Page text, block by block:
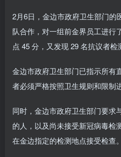
2月6日，金边市政府卫生部门的
队合作，对一组前金界员工进行
点 45 分，又发现 29 名抗议者检
金边市政府卫生部门已指示所有
者必须严格按照卫生规则和限制
同时，金边市政府卫生部门要求
的人，以及尚未接受新冠病毒检
在金边指定的检测地点接受检查。